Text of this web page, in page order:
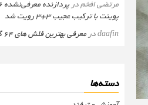
مرتضی افخمدر
پوینت با ترکیب عجیب 3+3 رویت شد
daafinدر معرفی بهترین فلش های 64 گیگابایت با سرعت بالا
دسته‌ها